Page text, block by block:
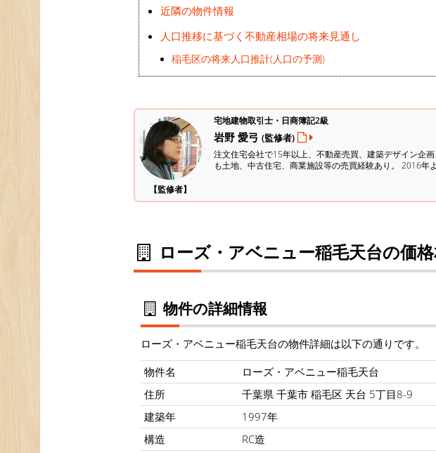
近隣の物件情報
人口推移に基づく不動産相場の将来見通し
稲毛区の将来人口推計(人口の予測)
【監修者】
宅地建物取引士・日商簿記2級
岩野 愛弓 (監修者)
注文住宅会社で15年以上、不動産売買、建築デザイン企
も土地、中古住宅、商業施設等の売買経験あり。 2016年
ローズ・アベニュー稲毛天台の価
物件の詳細情報
ローズ・アベニュー稲毛天台の物件詳細は以下の通りです。
物件名
ローズ・アベニュー稲毛天台
住所
千葉県 千葉市 稲毛区 天台 5丁目8-9
建築年
1997年
構造
RC造